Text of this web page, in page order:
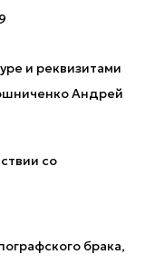
и реквизитами
Андрей
со
брака,